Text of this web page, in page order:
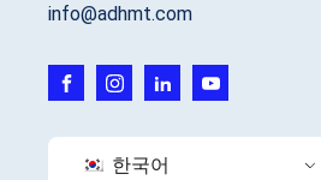
info@adhmt.com
한국어